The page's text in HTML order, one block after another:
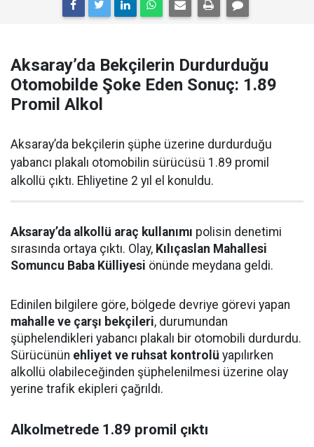
Aksaray’da Bekçilerin Durdurduğu
Otomobilde Şoke Eden Sonuç: 1.89
Promil Alkol
Aksaray’da bekçilerin şüphe üzerine durdurduğu
yabancı plakalı otomobilin sürücüsü 1.89 promil
alkollü çıktı. Ehliyetine 2 yıl el konuldu.
Aksaray’da alkollü araç kullanımı polisin denetimi
sırasında ortaya çıktı. Olay, Kılıçaslan Mahallesi
Somuncu Baba Külliyesi önünde meydana geldi.
Edinilen bilgilere göre, bölgede devriye görevi yapan
mahalle ve çarşı bekçileri, durumundan
şüphelendikleri yabancı plakalı bir otomobili durdurdu.
Sürücünün ehliyet ve ruhsat kontrolü yapılırken
alkollü olabileceğinden şüphelenilmesi üzerine olay
yerine trafik ekipleri çağrıldı.
Alkolmetrede 1.89 promil çıktı